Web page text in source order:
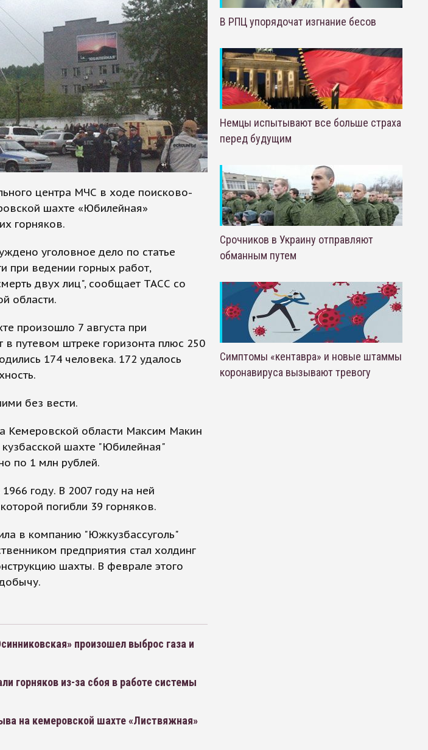
центра МЧС в ходе поисково-
шахте «Юбилейная»
горняков.
уголовное дело по статье
при ведении горных работ,
двух лиц", сообщает ТАСС со
области.
произошло 7 августа при
путевом штреке горизонта плюс 250
174 человека. 172 удалось
без вести.
Кемеровской области Максим Макин
шахте "Юбилейная"
по 1 млн рублей.
году. В 2007 году на ней
погибли 39 горняков.
в компанию "Южкузбассуголь"
предприятия стал холдинг
шахты. В феврале этого
произошел выброс газа и
горняков из-за сбоя в работе системы
на кемеровской шахте «Листвяжная»
В РПЦ упорядочат изгнание бесов
Немцы испытывают все больше страха
перед будущим
Срочников в Украину отправляют
обманным путем
Симптомы «кентавра» и новые штаммы
коронавируса вызывают тревогу